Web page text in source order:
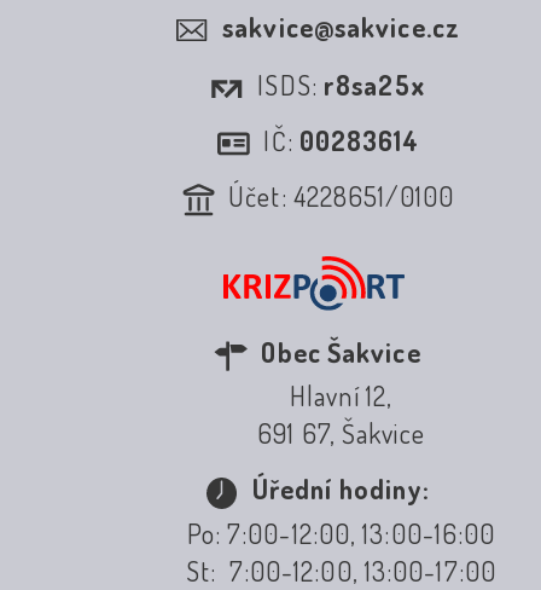
sakvice@sakvice.cz
ISDS: r8sa25x
IČ: 00283614
Účet: 4228651/0100
Obec Šakvice
Hlavní 12,
691 67, Šakvice
Úřední hodiny:
Po: 7:00-12:00, 13:00-16:00
St: 7:00-12:00, 13:00-17:00